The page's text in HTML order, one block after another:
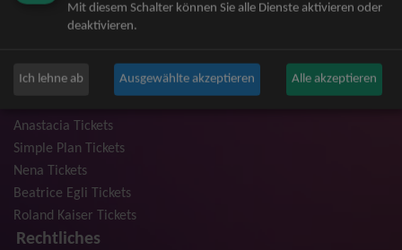
Judas Priest Tickets
Trailerpark & Friends Tickets
Anastacia Tickets
Simple Plan Tickets
Nena Tickets
Beatrice Egli Tickets
Roland Kaiser Tickets
Rechtliches
Mit diesem Schalter können Sie alle Dienste aktivieren oder
deaktivieren.
Ich lehne ab Ausgewählte akzeptieren Alle akzeptieren